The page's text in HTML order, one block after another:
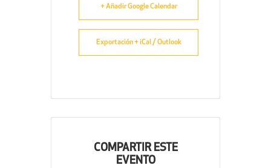
+ Añadir Google Calendar
Exportación + iCal / Outlook
COMPARTIR ESTE
EVENTO